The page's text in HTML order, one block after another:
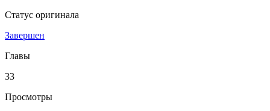
Статус оригинала
Завершен
Главы
33
Просмотры